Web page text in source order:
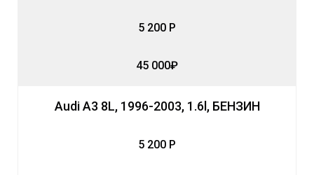
5 200 Р
45 000₽
Audi A3 8L, 1996-2003, 1.6l, БЕНЗИН
5 200 Р